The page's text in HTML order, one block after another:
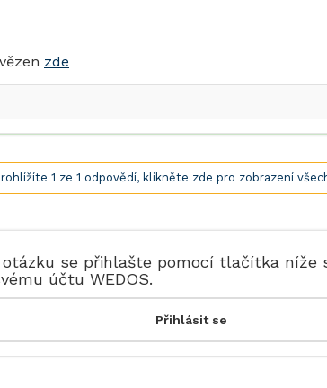
zde
1 ze 1 odpovědí, klikněte zde pro zobrazení
otázku se přihlašte pomocí tlačítka níže
účtu WEDOS.